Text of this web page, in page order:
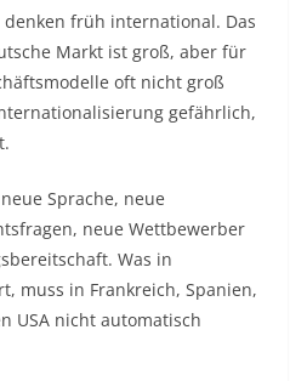
früh international. Das
Markt ist groß, aber für
oft nicht groß
gefährlich,
Sprache, neue
neue Wettbewerber
Was in
muss in Frankreich, Spanien,
USA nicht automatisch